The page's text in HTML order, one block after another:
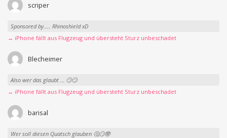
scriper
Sponsored by….. Rhinoshield xD
→ iPhone fällt aus Flugzeug und übersteht Sturz unbeschadet
Blecheimer
Also wer das glaubt … 🙄🙄
→ iPhone fällt aus Flugzeug und übersteht Sturz unbeschadet
barisal
Wer soll diesen Quatsch glauben 🤔🙄🤓